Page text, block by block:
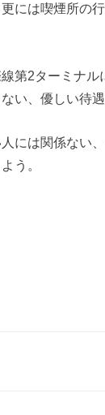
には喫煙所の
第2ターミナ
い、優しい待
には関係ない
う。